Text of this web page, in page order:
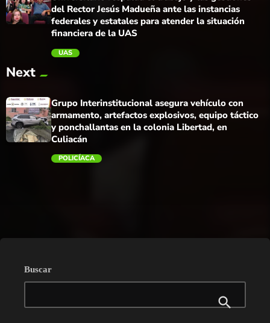
del Rector Jesús Madueña ante las instancias
federales y estatales para atender la situación
financiera de la UAS
UAS
Next
Grupo Interinstitucional asegura vehículo con
armamento, artefactos explosivos, equipo táctico
y ponchallantas en la colonia Libertad, en
Culiacán
POLICÍACA
Buscar